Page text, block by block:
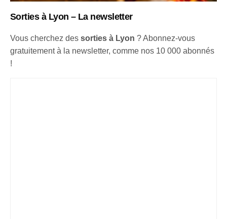
Sorties à Lyon – La newsletter
Vous cherchez dessorties à Lyon ? Abonnez-vous
gratuitement à la newsletter, comme nos 10 000 abonnés
!